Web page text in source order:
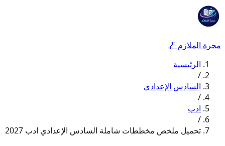
مجرة الملازم 🌌
الرئيسية
/
السادس الإعدادي
/
ادب
/
تحميل ملخص مخططات شاملة السادس الإعدادي ادب 2027